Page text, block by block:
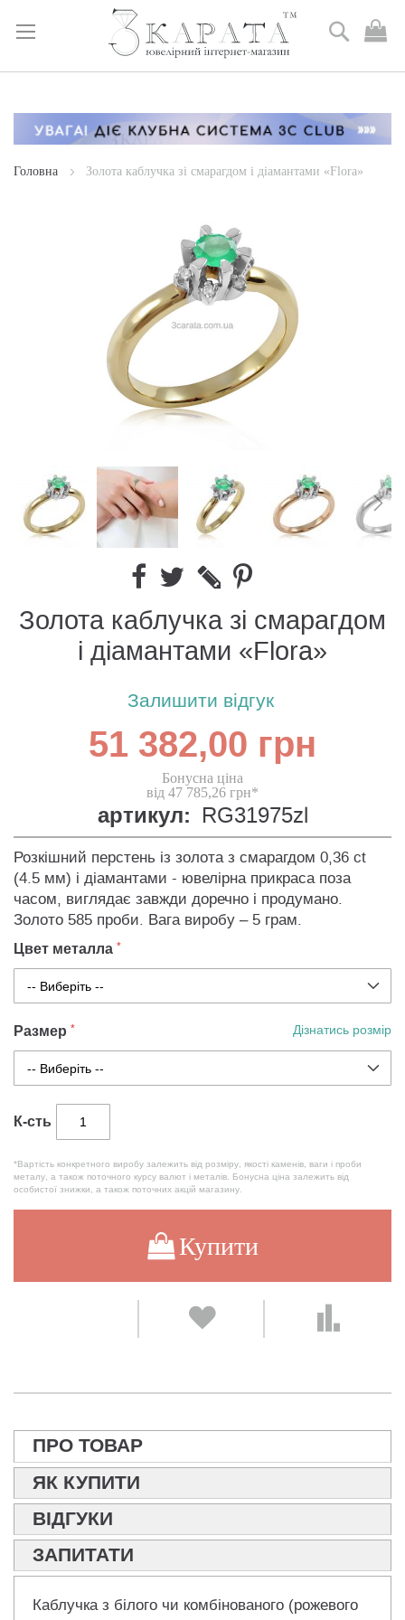
Skip
Content
Пошук
Головна Золота каблучка зі смарагдом і діамантами «Flora»
Золота каблучка зі смарагдом
і діамантами «Flora»
Залишити відгук
51 382,00 грн
Бонусна ціна
від 47 785,26 грн*
артикул: RG31975zl
Розкішний перстень із золота з смарагдом 0,36 ct
(4.5 мм) і діамантами - ювелірна прикраса поза
часом, виглядає завжди доречно і продумано.
Золото 585 проби. Вага виробу – 5 грам.
Цвет металла
Размер Дізнатись розмір
К-сть
*Вартість конкретного виробу залежить від розміру, якості каменів, ваги і проби
металу, а також поточного курсу валют і металів. Бонусна ціна залежить від
особистої знижки, а також поточних акцій магазину.
Купити
ПРО ТОВАР
ЯК КУПИТИ
ВІДГУКИ
ЗАПИТАТИ
Каблучка з білого чи комбінованого (рожевого